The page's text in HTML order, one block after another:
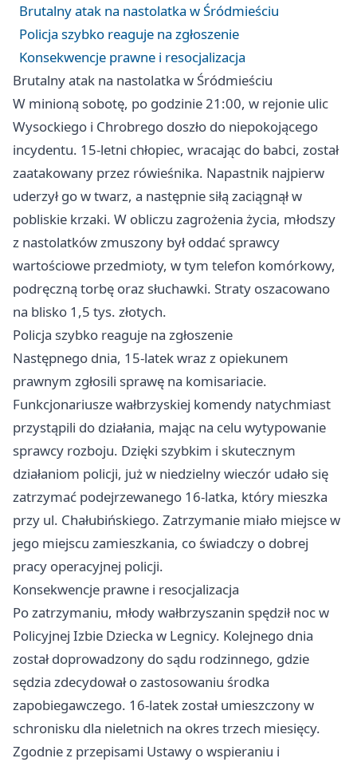
Brutalny atak na nastolatka w Śródmieściu
Policja szybko reaguje na zgłoszenie
Konsekwencje prawne i resocjalizacja
Brutalny atak na nastolatka w Śródmieściu
W minioną sobotę, po godzinie 21:00, w rejonie ulic
Wysockiego i Chrobrego doszło do niepokojącego
incydentu. 15-letni chłopiec, wracając do babci, został
zaatakowany przez rówieśnika. Napastnik najpierw
uderzył go w twarz, a następnie siłą zaciągnął w
pobliskie krzaki. W obliczu zagrożenia życia, młodszy
z nastolatków zmuszony był oddać sprawcy
wartościowe przedmioty, w tym telefon komórkowy,
podręczną torbę oraz słuchawki. Straty oszacowano
na blisko 1,5 tys. złotych.
Policja szybko reaguje na zgłoszenie
Następnego dnia, 15-latek wraz z opiekunem
prawnym zgłosili sprawę na komisariacie.
Funkcjonariusze wałbrzyskiej komendy natychmiast
przystąpili do działania, mając na celu wytypowanie
sprawcy rozboju. Dzięki szybkim i skutecznym
działaniom policji, już w niedzielny wieczór udało się
zatrzymać podejrzewanego 16-latka, który mieszka
przy ul. Chałubińskiego. Zatrzymanie miało miejsce w
jego miejscu zamieszkania, co świadczy o dobrej
pracy operacyjnej policji.
Konsekwencje prawne i resocjalizacja
Po zatrzymaniu, młody wałbrzyszanin spędził noc w
Policyjnej Izbie Dziecka w Legnicy. Kolejnego dnia
został doprowadzony do sądu rodzinnego, gdzie
sędzia zdecydował o zastosowaniu środka
zapobiegawczego. 16-latek został umieszczony w
schronisku dla nieletnich na okres trzech miesięcy.
Zgodnie z przepisami Ustawy o wspieraniu i